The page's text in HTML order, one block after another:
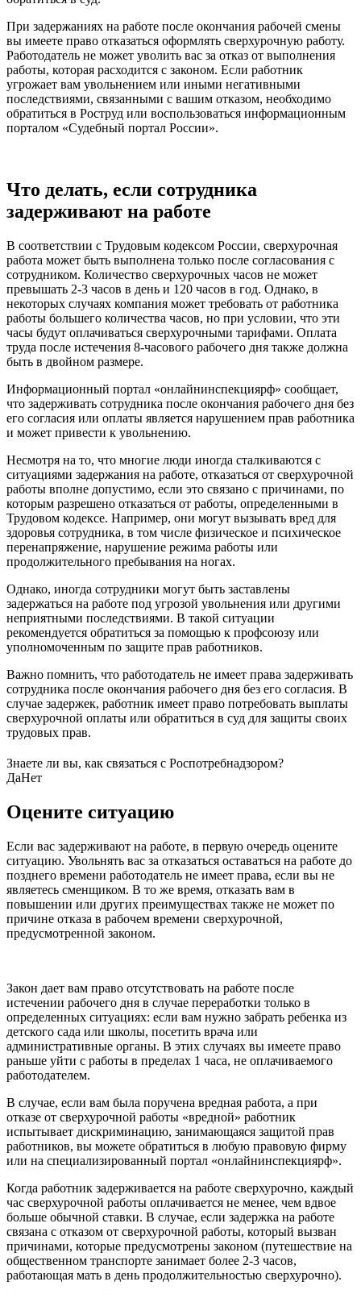
При задержаниях на работе после окончания рабочей смены
вы имеете право отказаться оформлять сверхурочную работу.
Работодатель не может уволить вас за отказ от выполнения
работы, которая расходится с законом. Если работник
угрожает вам увольнением или иными негативными
последствиями, связанными с вашим отказом, необходимо
обратиться в Роструд или воспользоваться информационным
порталом «Судебный портал России».
Что делать, если сотрудника
задерживают на работе
В соответствии с Трудовым кодексом России, сверхурочная
работа может быть выполнена только после согласования с
сотрудником. Количество сверхурочных часов не может
превышать 2-3 часов в день и 120 часов в год. Однако, в
некоторых случаях компания может требовать от работника
работы большего количества часов, но при условии, что эти
часы будут оплачиваться сверхурочными тарифами. Оплата
труда после истечения 8-часового рабочего дня также должна
быть в двойном размере.
Информационный портал «онлайнинспекциярф» сообщает,
что задерживать сотрудника после окончания рабочего дня без
его согласия или оплаты является нарушением прав работника
и может привести к увольнению.
Несмотря на то, что многие люди иногда сталкиваются с
ситуациями задержания на работе, отказаться от сверхурочной
работы вполне допустимо, если это связано с причинами, по
которым разрешено отказаться от работы, определенными в
Трудовом кодексе. Например, они могут вызывать вред для
здоровья сотрудника, в том числе физическое и психическое
перенапряжение, нарушение режима работы или
продолжительного пребывания на ногах.
Однако, иногда сотрудники могут быть заставлены
задержаться на работе под угрозой увольнения или другими
неприятными последствиями. В такой ситуации
рекомендуется обратиться за помощью к профсоюзу или
уполномоченным по защите прав работников.
Важно помнить, что работодатель не имеет права задерживать
сотрудника после окончания рабочего дня без его согласия. В
случае задержек, работник имеет право потребовать выплаты
сверхурочной оплаты или обратиться в суд для защиты своих
трудовых прав.
Знаете ли вы, как связаться с Роспотребнадзором?
ДаНет
Оцените ситуацию
Если вас задерживают на работе, в первую очередь оцените
ситуацию. Увольнять вас за отказаться оставаться на работе до
позднего времени работодатель не имеет права, если вы не
являетесь сменщиком. В то же время, отказать вам в
повышении или других преимуществах также не может по
причине отказа в рабочем времени сверхурочной,
предусмотренной законом.
Закон дает вам право отсутствовать на работе после
истечении рабочего дня в случае переработки только в
определенных ситуациях: если вам нужно забрать ребенка из
детского сада или школы, посетить врача или
административные органы. В этих случаях вы имеете право
раньше уйти с работы в пределах 1 часа, не оплачиваемого
работодателем.
В случае, если вам была поручена вредная работа, а при
отказе от сверхурочной работы «вредной» работник
испытывает дискриминацию, занимающаяся защитой прав
работников, вы можете обратиться в любую правовую фирму
или на специализированный портал «онлайнинспекциярф».
Когда работник задерживается на работе сверхурочно, каждый
час сверхурочной работы оплачивается не менее, чем вдвое
больше обычной ставки. В случае, если задержка на работе
связана с отказом от сверхурочной работы, который вызван
причинами, которые предусмотрены законом (путешествие на
общественном транспорте занимает более 2-3 часов,
работающая мать в день продолжительностью сверхурочно).